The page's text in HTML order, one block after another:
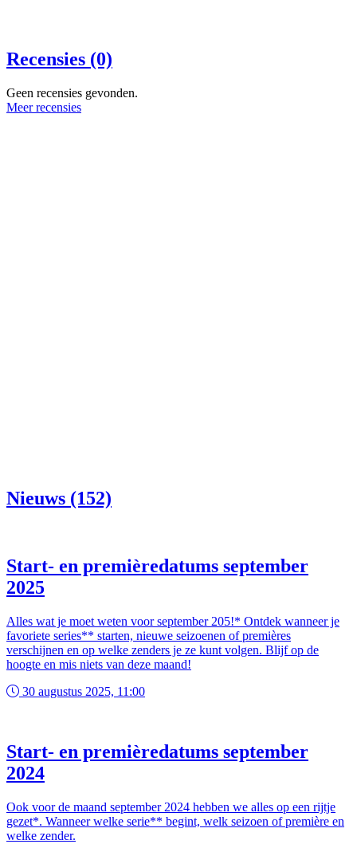
Recensies (0)
Geen recensies gevonden.
Meer recensies
Nieuws (152)
Start- en premièredatums september
2025
Alles wat je moet weten voor september 205!* Ontdek wanneer je
favoriete series** starten, nieuwe seizoenen of premières
verschijnen en op welke zenders je ze kunt volgen. Blijf op de
hoogte en mis niets van deze maand!
30 augustus 2025, 11:00
Start- en premièredatums september
2024
Ook voor de maand september 2024 hebben we alles op een rijtje
gezet*. Wanneer welke serie** begint, welk seizoen of première en
welke zender.